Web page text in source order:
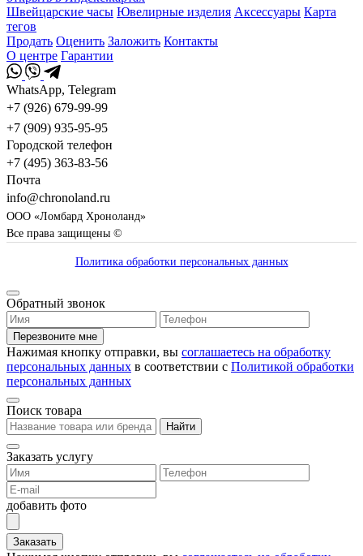
Швейцарские часы Ювелирные изделия Аксессуары Карта
тегов
Продать Оценить Заложить Контакты
О центре Гарантии
WhatsApp, Telegram
+7 (926) 679-99-99
+7 (909) 935-95-95
Городской телефон
+7 (495) 363-83-56
Почта
info@chronoland.ru
ООО «Ломбард Хроноланд»
Все права защищены ©
Политика обработки персональных данных
Обратный звонок
Перезвоните мне
Нажимая кнопку отправки, вы соглашаетесь на обработку
персональных данных в соответствии с Политикой обработки
персональных данных
Поиск товара
Найти
Заказать услугу
добавить фото
Заказать